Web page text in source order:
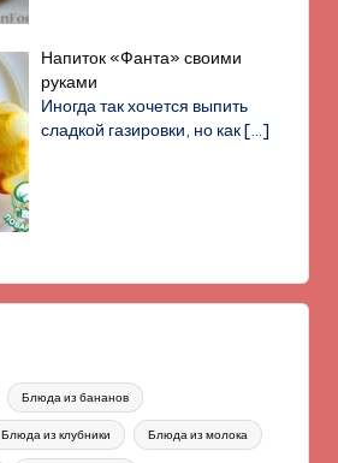
Напиток «Фанта» своими
руками
Иногда так хочется выпить
сладкой газировки, но как[…]
Блюда из бананов
Блюда из клубники Блюда из молока